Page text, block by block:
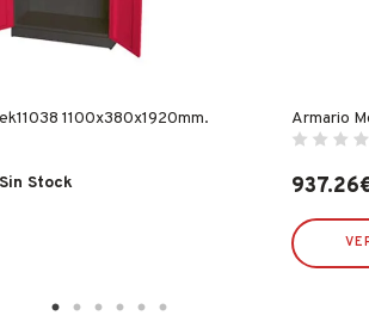
1100x380x1920mm.
Sin Stock
Armario
937.26